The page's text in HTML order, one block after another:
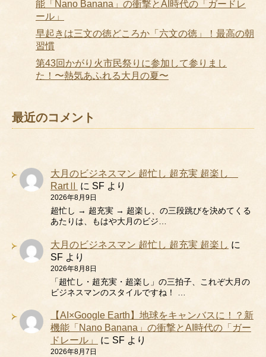
能「Nano Banana」の衝撃とAI時代の「ガードレ
ール」
早起きは三文の徳どころか「六文の徳」！最高の朝
習慣
第43回かがり火市民祭りに参加して参りまし
た！〜熱気あふれる大月の夏〜
最近のコメント
大月のビジネスマン 超忙し 超充実 超楽し
RartⅡ に SF より
2026年8月9日
超忙し → 超充実 → 超楽し、の三段跳びを決めてくる
あたりは、もはや大月のビジ…
大月のビジネスマン 超忙し 超充実 超楽し に
SF より
2026年8月8日
「超忙し・超充実・超楽し」の三拍子、これぞ大月の
ビジネスマンのスタイルですね！ …
【AI×Google Earth】地球をキャンバスに！？新
機能「Nano Banana」の衝撃とAI時代の「ガー
ドレール」
に SF より
2026年8月7日